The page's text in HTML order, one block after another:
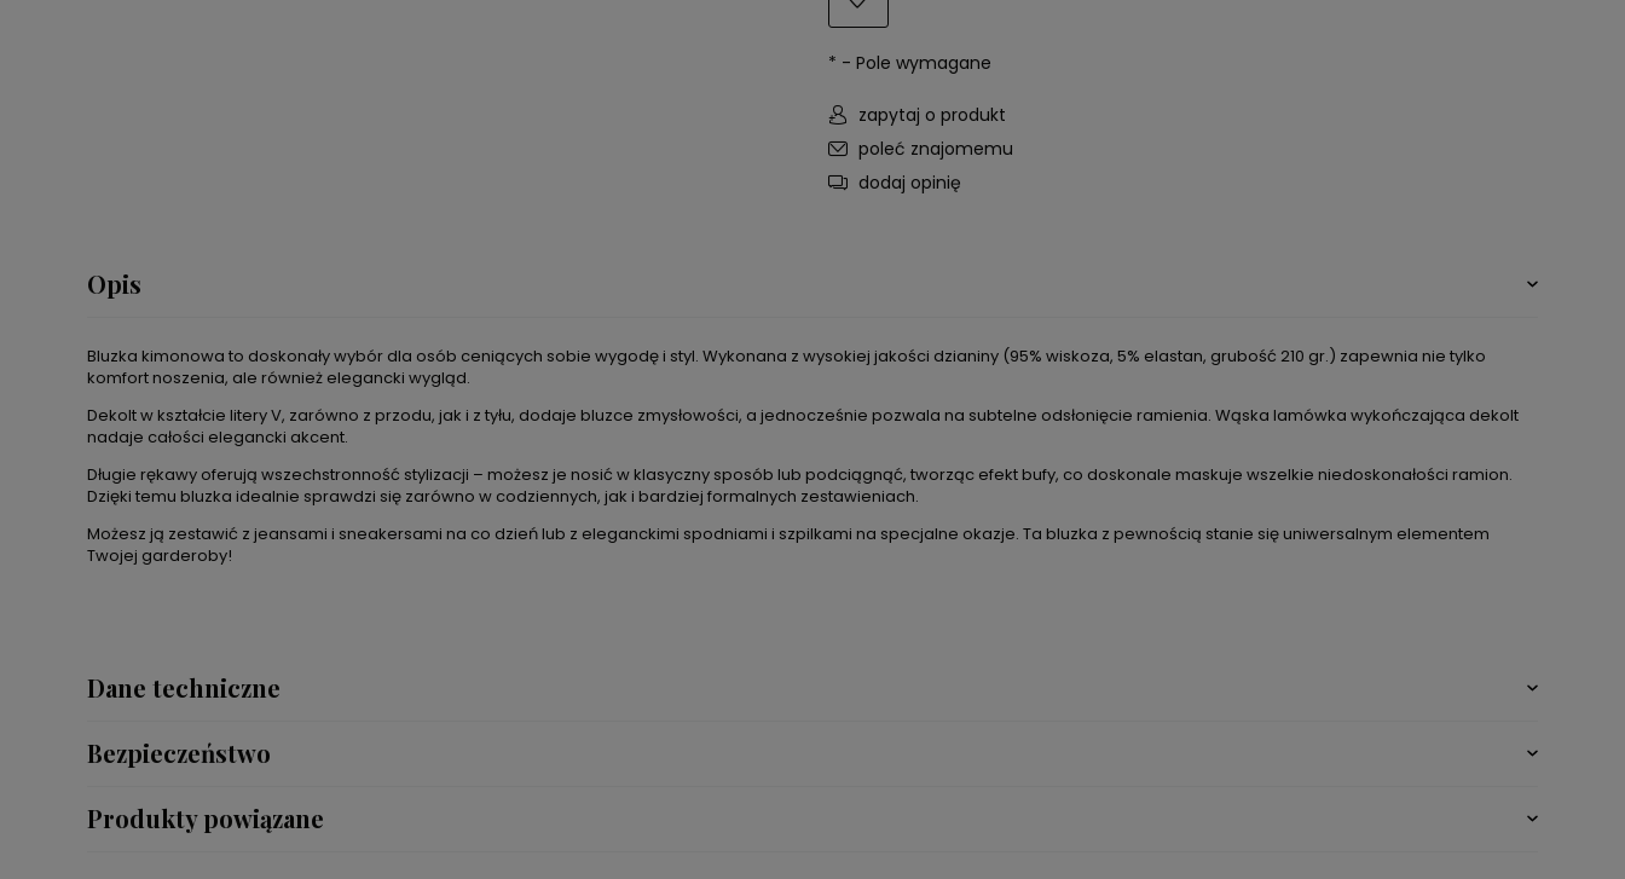
* - Pole wymagane
zapytaj o produkt
poleć znajomemu
dodaj opinię
Opis
Bluzka kimonowa to doskonały wybór dla osób ceniących sobie wygodę i styl. Wykonana z wysokiej jakości dzianiny (95% wiskoza, 5% elastan, grubość 210 gr.) zapewnia nie tylko
komfort noszenia, ale również elegancki wygląd.
Dekolt w kształcie litery V, zarówno z przodu, jak i z tyłu, dodaje bluzce zmysłowości, a jednocześnie pozwala na subtelne odsłonięcie ramienia. Wąska lamówka wykończająca dekolt
nadaje całości elegancki akcent.
Długie rękawy oferują wszechstronność stylizacji – możesz je nosić w klasyczny sposób lub podciągnąć, tworząc efekt bufy, co doskonale maskuje wszelkie niedoskonałości ramion.
Dzięki temu bluzka idealnie sprawdzi się zarówno w codziennych, jak i bardziej formalnych zestawieniach.
Możesz ją zestawić z jeansami i sneakersami na co dzień lub z eleganckimi spodniami i szpilkami na specjalne okazje. Ta bluzka z pewnością stanie się uniwersalnym elementem
Twojej garderoby!
Dane techniczne
Bezpieczeństwo
Produkty powiązane